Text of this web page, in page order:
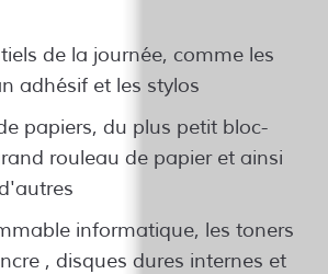
de la journée, comme les
adhésif et les stylos
papiers, du plus petit bloc-
rouleau de papier et ainsi
informatique, les toners
, disques dures internes et